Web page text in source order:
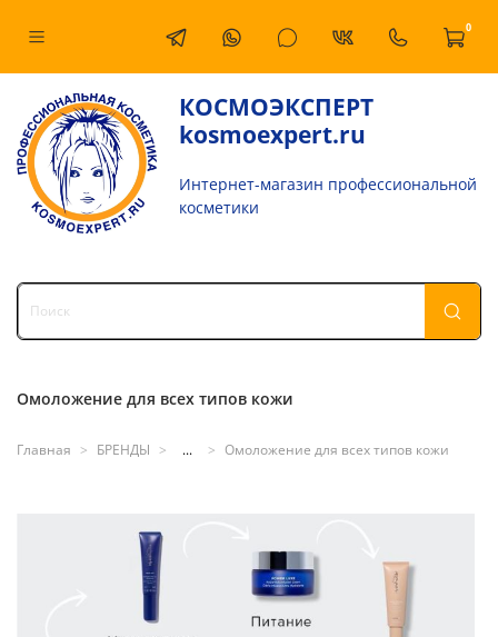
0
КОСМОЭКСПЕРТ
kosmoexpert.ru
Интернет-магазин профессиональной
косметики
Омоложение для всех типов кожи
Главная БРЕНДЫ ... Омоложение для всех типов кожи